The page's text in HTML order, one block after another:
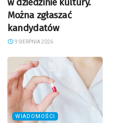
Można zgłaszać
kandydatów
9 SIERPNIA 2026
WIADOMOŚCI